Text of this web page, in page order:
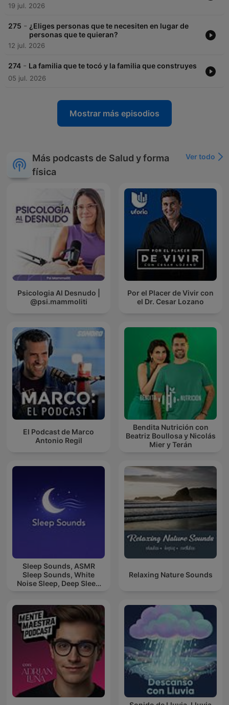
19 jul. 2026
275 - ¿Eliges personas que te necesiten en lugar de
personas que te quieran?
12 jul. 2026
274 - La familia que te tocó y la familia que construyes
05 jul. 2026
Mostrar más episodios
Más podcasts de Salud y forma
física
Ver todo
Psicologia Al Desnudo |
@psi.mammoliti
Por el Placer de Vivir con
el Dr. Cesar Lozano
El Podcast de Marco
Antonio Regil
Bendita Nutrición con
Beatriz Boullosa y Nicolás
Mier y Terán
Sleep Sounds, ASMR
Sleep Sounds, White
Noise Sleep, Deep Sleep
Relaxing Nature Sounds